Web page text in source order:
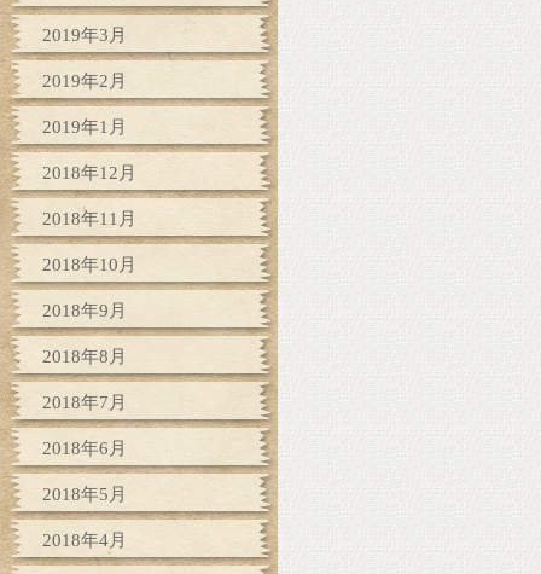
2019年3月
2019年2月
2019年1月
2018年12月
2018年11月
2018年10月
2018年9月
2018年8月
2018年7月
2018年6月
2018年5月
2018年4月